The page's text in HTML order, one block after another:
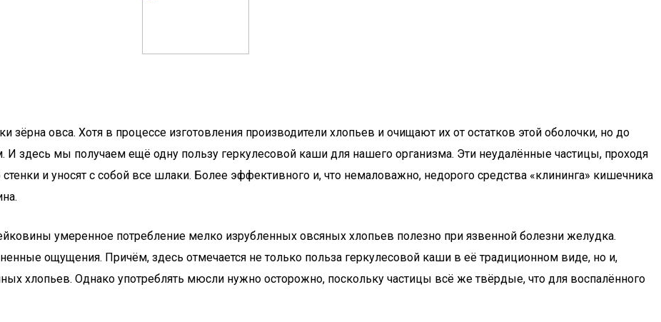
овса. Хотя в процессе изготовления производители хлопьев и очищают их от остатков этой оболочки, но до
И здесь мы получаем ещё одну пользу геркулесовой каши для нашего организма. Эти неудалённые частицы, проходя
и уносят с собой все шлаки. Более эффективного и, что немаловажно, недорого средства «клининга» кишечника
умеренное потребление мелко изрубленных овсяных хлопьев полезно при язвенной болезни желудка.
ощущения. Причём, здесь отмечается не только польза геркулесовой каши в её традиционном виде, но и,
хлопьев. Однако употреблять мюсли нужно осторожно, поскольку частицы всё же твёрдые, что для воспалённого